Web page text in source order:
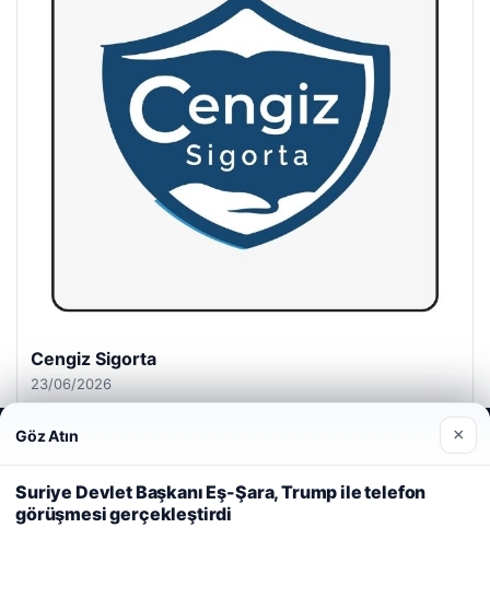
Cengiz Sigorta
23/06/2026
Web sitemizi nasıl kullandığınızı daha iyi anlayabilmek,
deneyiminizi kişiselleştirmek ve geliştirmek amacıyla çerezler
kullanıyoruz.Çerez Politikamız
Reddet Kabul Et
Göz Atın ×
Suriye Devlet Başkanı Eş-Şara, Trump ile telefon
görüşmesi gerçekleştirdi